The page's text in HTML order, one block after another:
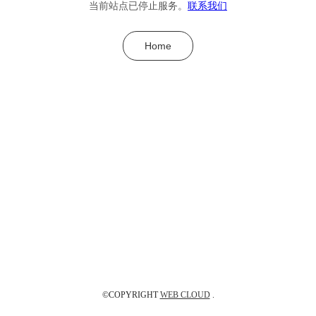
当前站点已停止服务。 联系我们
Home
©COPYRIGHTWEB CLOUD.